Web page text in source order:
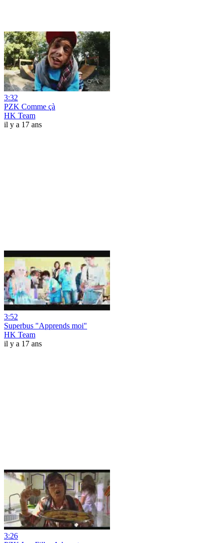
3:32
PZK Comme çà
HK Team
il y a 17 ans
3:52
Superbus "Apprends moi"
HK Team
il y a 17 ans
3:26